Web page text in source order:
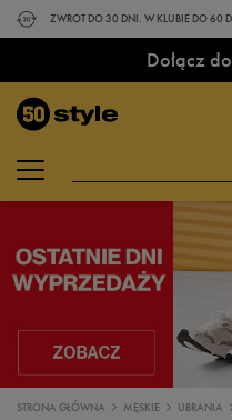
ZWROT DO 30 DNI. W KLUBIE DO 60
Dołącz
STRONA GŁÓWNA MĘSKIE UBRANIA